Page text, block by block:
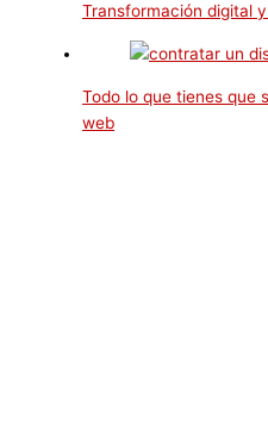
Transformación digital
Todo lo que tienes que
web